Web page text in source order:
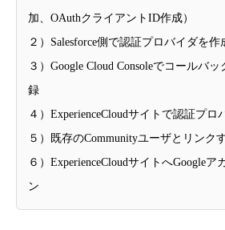
加、OAuthクライアントID作成）
２）Salesforce側で認証プロバイダを作
３）Google Cloud Consoleでコールバ
録
４）ExperienceCloudサイトで認証プロ
５）既存のCommunityユーザとリンク
６）ExperienceCloudサイトへGoogleア
ン